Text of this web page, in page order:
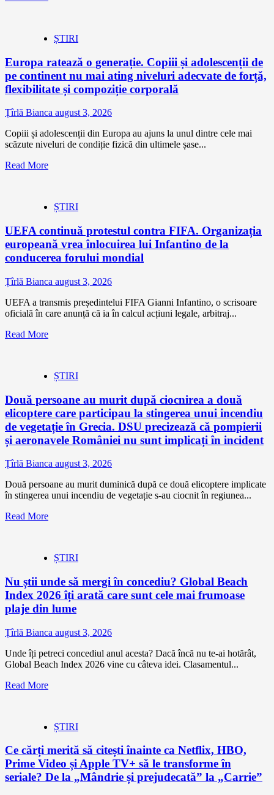
ȘTIRI
Europa ratează o generație. Copiii și adolescenții de
pe continent nu mai ating niveluri adecvate de forță,
flexibilitate și compoziție corporală
Țîrlă Bianca august 3, 2026
Copiii și adolescenții din Europa au ajuns la unul dintre cele mai
scăzute niveluri de condiție fizică din ultimele șase...
Read More
ȘTIRI
UEFA continuă protestul contra FIFA. Organizația
europeană vrea înlocuirea lui Infantino de la
conducerea forului mondial
Țîrlă Bianca august 3, 2026
UEFA a transmis președintelui FIFA Gianni Infantino, o scrisoare
oficială în care anunță că ia în calcul acțiuni legale, arbitraj...
Read More
ȘTIRI
Două persoane au murit după ciocnirea a două
elicoptere care participau la stingerea unui incendiu
de vegetație în Grecia. DSU precizează că pompierii
și aeronavele României nu sunt implicați în incident
Țîrlă Bianca august 3, 2026
Două persoane au murit duminică după ce două elicoptere implicate
în stingerea unui incendiu de vegetație s-au ciocnit în regiunea...
Read More
ȘTIRI
Nu știi unde să mergi în concediu? Global Beach
Index 2026 îți arată care sunt cele mai frumoase
plaje din lume
Țîrlă Bianca august 3, 2026
Unde îți petreci concediul anul acesta? Dacă încă nu te-ai hotărât,
Global Beach Index 2026 vine cu câteva idei. Clasamentul...
Read More
ȘTIRI
Ce cărți merită să citești înainte ca Netflix, HBO,
Prime Video și Apple TV+ să le transforme în
seriale? De la „Mândrie și prejudecată” la „Carrie”